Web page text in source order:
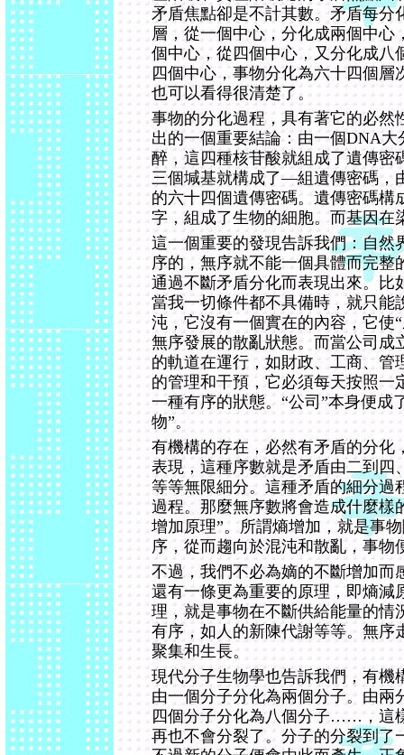
矛盾焦點卻是不計其數。矛盾每分
層，從一個中心，分化成兩個中心
個中心，從四個中心，又分化成八
四個中心，事物分化為六十四個層
也可以看得很清楚了。
事物的分化過程，具有著它的必然
出的一個重要結論：由一個DNA
醉，這四種核苷酸就組成了遺傳密
三個堿基就構成了—組遺傳密碼，
的六十四個遺傳密碼。遺傳密碼構
字，組成了生物的細胞。而基因在
這一個重要的發現告訴我們：自然
序的，無序就不能一個具體而完整
通過不斷矛盾分化而表現出來。比
當我一切條件都不具備時，就只能
沌，它沒有一個實在的內容，它使
無序發展的散亂狀態。而當公司成
的軌道在運行，如財政、工商、管
的管理和干預，它必須每天按照一
一種有序的狀態。“公司”本身便成
物”。
有機構的存在，必然有矛盾的分化
表現，這種序數就是矛盾由二到四
等等無限細分。這種矛盾的細分過
過程。那麼無序數將會造成什麼樣
增加原理”。所謂熵增加，就是事
序，從而趨向於混沌和散亂，事物
不過，我們不必為嫡的不斷增加而
還有一條更為重要的原理，即熵減
理，就是事物在不斷供給能量的情
有序，如人的新陳代謝等等。無序
聚集和生長。
現代分子生物學也告訴我們，有機
由一個分子分化為兩個分子。由兩
四個分子分化為八個分子……，這
再也不會分裂了。分子的分裂到了